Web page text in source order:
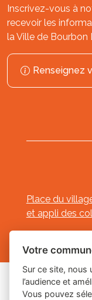
Inscrivez-vous à
recevoir les
la Ville de Bourbon
Renseignez
Place du
et appli des
Mentions
Votre
Sur ce site, nous
l’audience et
Vous pouvez